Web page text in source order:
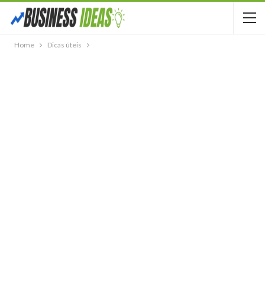
Home Dicas úteis